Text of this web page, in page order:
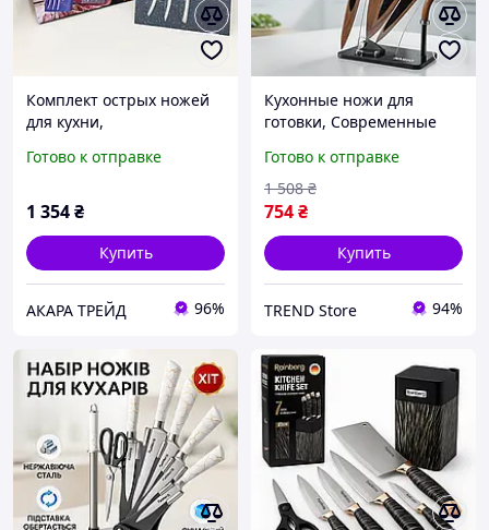
Комплект острых ножей
для кухни,
для домашней кухни,
премиум XF-58
Готово к отправке
1 354₴
Купить
АКАРА ТРЕЙД 96%
Кухонные ножи для
готовки, Современные
ножей бытовой
Бюджетные VR-29
Готово к отправке
754₴
1 508 ₴
Купить
TREND Store 94%